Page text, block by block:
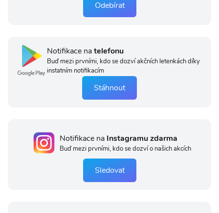
Odebírat
Notifikace natelefonu
Buď mezi prvními, kdo se dozví akčních letenkách díky
instatním notifikacím
Stáhnout
Notifikace na Instagramu zdarma
Buď mezi prvními, kdo se dozví o našich akcích
Sledovat